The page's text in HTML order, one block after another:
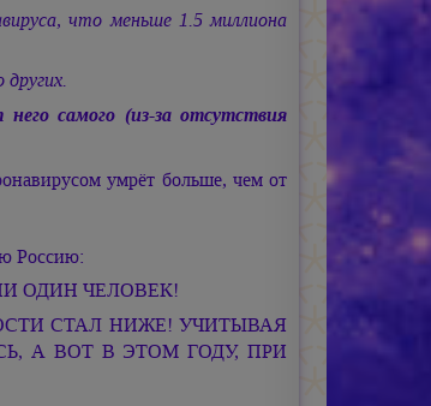
что меньше 1.5 миллиона
самого (из-за отсутствия
умрёт больше, чем от
Россию:
ОДИН ЧЕЛОВЕК!
СТАЛ НИЖЕ! УЧИТЫВАЯ
А ВОТ В ЭТОМ ГОДУ, ПРИ